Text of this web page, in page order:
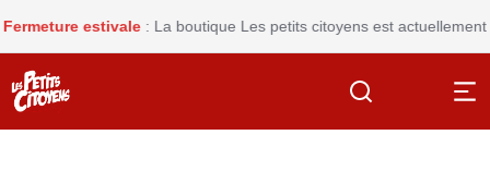
estivale: La boutique Les petits citoyens est actuellement